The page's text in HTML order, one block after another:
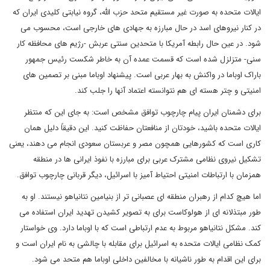
ایالات متحده به صورت غیر مستقیم متحد حزب الله، گروه نیابتی کلیدی ایران که
در کنار نیروهای اسد در حال مبارزه به جهادی های خارجی است، محسوب می
شود. در عین حال رابطه آمریکا با متحدین سنتی عربش -رژیم های محافظه کار
سنی- متزلزل شده است که قسمت عمده آن به خاطر شکست رئیس جمهور
باراک اوباما در واکنش به بهار عربی است. پیشنهاد اوباما مبنی بر تصمین های
امنیتی و چتر هسته ای هم نتوانسته اعتماد آنها را جلب کند.
برای دشمنان ایران پیام چارچوب توافق مشخص است: به جای این که منتظر
ایالات متحده باشید، خودتان از منافعتان حفاظت کنید. این دقیقاً دلیل همان
کاری است که کشورهایی همچون مصر و عربستان سعودی انجام می دهند، یعنی
تشکیل نیروی نظامی مشترک عربی برای مبارزه با نفوذ ایرانی ها در منطقه
همزمان با ارتباطات امنیتی احتیاط آمیز با اسرائیل، دیگر قربانی چارچوب توافق.
اما هیچ کدام از رهبران منطقه ای عصبانی تر از بنیامین نتانیاهو نیستند. او به
طور مبتذلانه ای از هولوکاست برای به تصویر کشیدن تهدید ایران استفاده می
کند. مشکل نتانیاهو مربوط به عدم ارتباطی است که با اوباما دارد. وی خواستار
کمک نظامی ایالات متحده به اسرائیل برای مقابله با چالشی به نام ایران است و
برای این اقدام به طور ناشیانه با مخالفین داخلی اوباما هم متحد می شود.